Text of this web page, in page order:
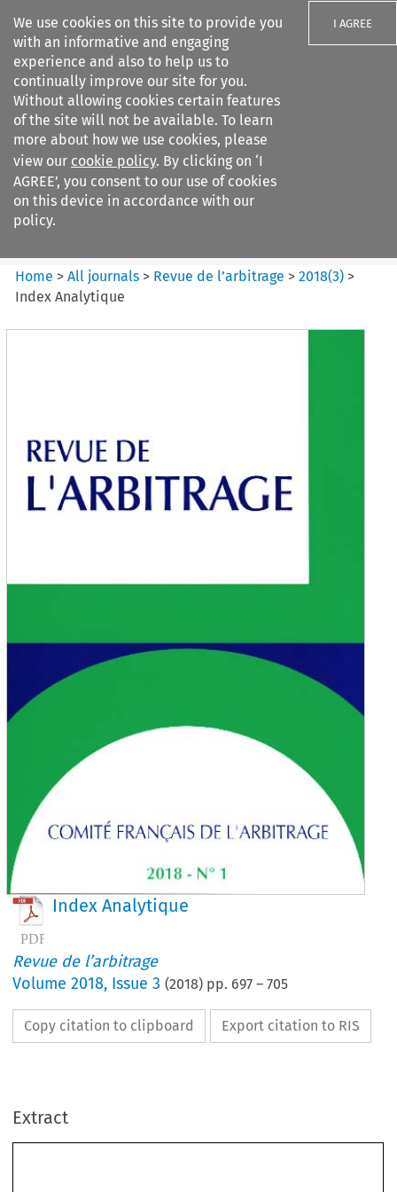
We use cookies on this site to provide you
with an informative and engaging
experience and also to help us to
continually improve our site for you.
Without allowing cookies certain features
of the site will not be available. To learn
more about how we use cookies, please
view our cookie policy. By clicking on ‘I
AGREE’, you consent to our use of cookies
on this device in accordance with our
policy.
I AGREE
Search filters
Revue de
l%E2%80%99arbitrage
Home >All journals > Revue de l’arbitrage >2018(3) >
Index Analytique
Index Analytique
Revue de l’arbitrage
Volume2018, Issue 3 (2018) pp. 697 –705
Copy citation to clipboard Export citation to RIS
Extract